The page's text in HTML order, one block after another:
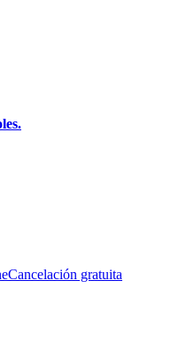
Cancelación gratuita